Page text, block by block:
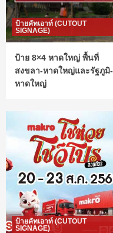
ป้ายคัทเอาท์ (CUTOUT
SIGNAGE)
ป้าย 8×4 หาดใหญ่ พื้นที่
สงขลา-หาดใหญ่และรัฐภูมิ-
หาดใหญ่
ป้ายคัทเอาท์ (CUTOUT
SIGNAGE)